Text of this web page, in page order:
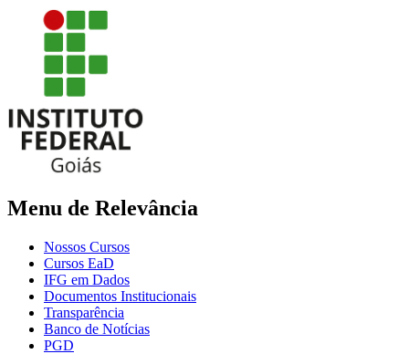
Menu de Relevância
Nossos Cursos
Cursos EaD
IFG em Dados
Documentos Institucionais
Transparência
Banco de Notícias
PGD